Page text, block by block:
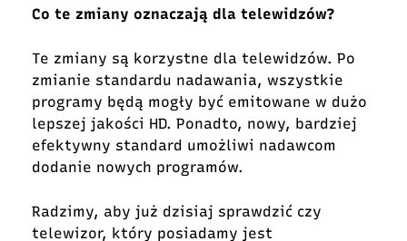
Co te zmiany oznaczają dla telewidzów?
Te zmiany są korzystne dla telewidzów. Po
zmianie standardu nadawania, wszystkie
programy będą mogły być emitowane w dużo
lepszej jakości HD. Ponadto, nowy, bardziej
efektywny standard umożliwi nadawcom
dodanie nowych programów.
Radzimy, aby już dzisiaj sprawdzić czy
telewizor, który posiadamy jest